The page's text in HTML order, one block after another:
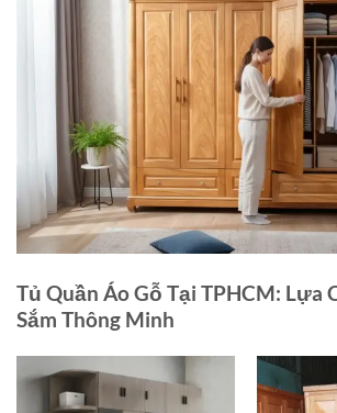
Tủ Quần Áo Gỗ Tại TPHCM: Lựa
Sắm Thông Minh